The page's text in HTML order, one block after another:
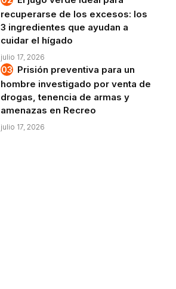
recuperarse de los excesos: los
3 ingredientes que ayudan a
cuidar el hígado
julio 17, 2026
Prisión preventiva para un
hombre investigado por venta de
drogas, tenencia de armas y
amenazas en Recreo
julio 17, 2026